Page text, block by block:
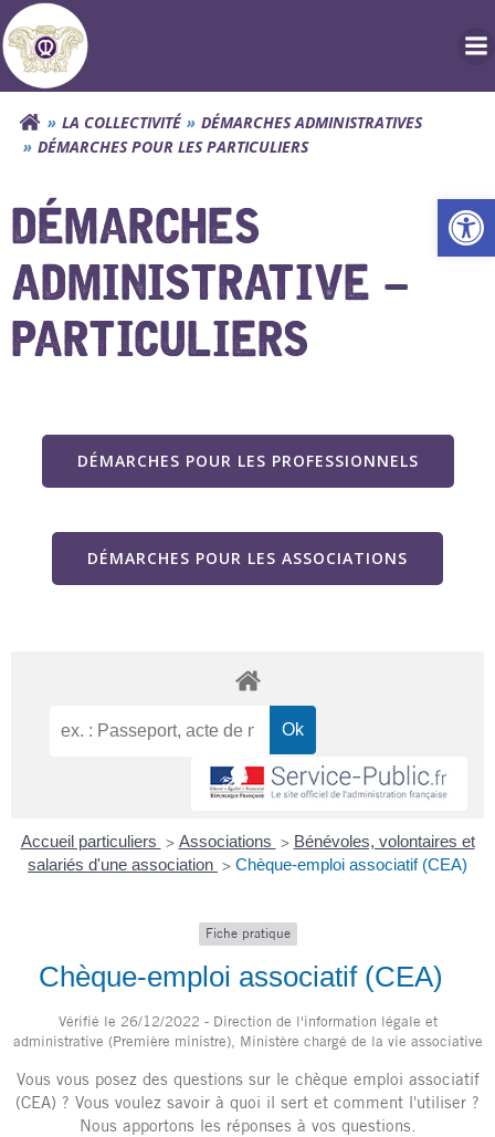
Aller
au
contenu
LA COLLECTIVITÉ
DÉMARCHES ADMINISTRATIVES
DÉMARCHES POUR LES PARTICULIERS
DÉMARCHES
ADMINISTRATIVE –
PARTICULIERS
DÉMARCHES POUR LES PROFESSIONNELS
DÉMARCHES POUR LES ASSOCIATIONS
Accueil particuliers > Associations > Bénévoles, volontaires et
salariés d'une association > Chèque-emploi associatif (CEA)
Fiche pratique
Chèque-emploi associatif (CEA)
Vérifié le 26/12/2022 - Direction de l'information légale et
administrative (Première ministre), Ministère chargé de la vie associative
Vous vous posez des questions sur le chèque emploi associatif
(CEA) ? Vous voulez savoir à quoi il sert et comment l'utiliser ?
Nous apportons les réponses à vos questions.